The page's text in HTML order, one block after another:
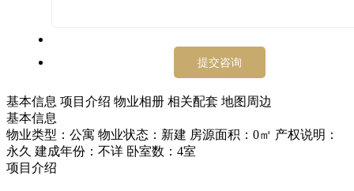
基本信息 项目介绍 物业相册 相关配套 地图周边
基本信息
物业类型：公寓 物业状态：新建 房源面积：0㎡ 产权说明：
永久 建成年份：不详 卧室数：4室
项目介绍